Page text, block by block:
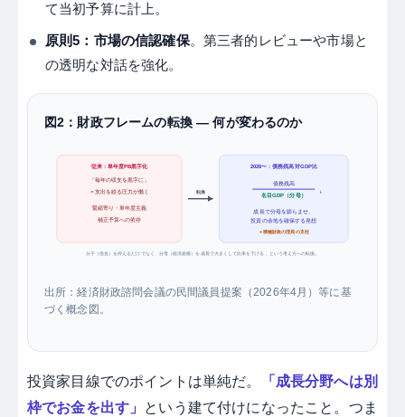
て当初予算に計上。
原則5：市場の信認確保。第三者的レビューや市場と
の透明な対話を強化。
図2：財政フレームの転換 ― 何が変わるのか
従来：単年度PB黒字化
「毎年の収支を黒字に」
＝支出を絞る圧力が働く
緊縮寄り・単年度主義
補正予算への依存
転換
2026〜：債務残高対GDP比
債務残高
名目GDP（分母）
↓
成長で分母を膨らませ、
投資の余地を確保する発想
＝積極財政の理屈の支柱
分子（借金）を抑えるだけでなく、分母（経済規模）を成長で大きくして比率を下げる、という考え方への転換。
出所：経済財政諮問会議の民間議員提案（2026年4月）等に基
づく概念図。
投資家目線でのポイントは単純だ。
「成長分野へは別
枠でお金を出す」
という建て付けになったこと。つま